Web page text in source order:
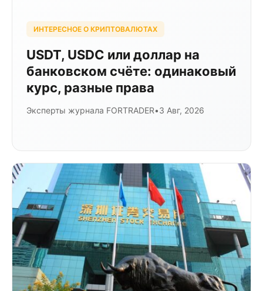
ИНТЕРЕСНОЕ О КРИПТОВАЛЮТАХ
USDT, USDC или доллар на
банковском счёте: одинаковый
курс, разные права
Эксперты журнала FORTRADER•3 Авг, 2026